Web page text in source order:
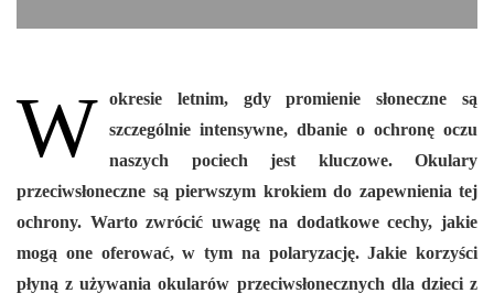
W okresie letnim, gdy promienie słoneczne są
szczególnie intensywne, dbanie o ochronę oczu
naszych pociech jest kluczowe. Okulary
przeciwsłoneczne są pierwszym krokiem do zapewnienia tej
ochrony. Warto zwrócić uwagę na dodatkowe cechy, jakie
mogą one oferować, w tym na polaryzację. Jakie korzyści
płyną z używania okularów przeciwsłonecznych dla dzieci z